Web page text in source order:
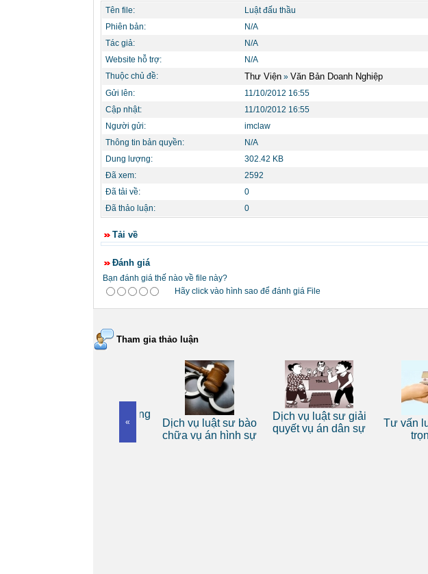
Tên file:
Luật đấu thầu
Phiên bản:
N/A
Tác giả:
N/A
Website hỗ trợ:
N/A
Thuộc chủ đề:
Thư Viện » Văn Bản Doanh Nghiệp
Gửi lên:
11/10/2012 16:55
Cập nhật:
11/10/2012 16:55
Người gửi:
imclaw
Thông tin bản quyền:
N/A
Dung lượng:
302.42 KB
Đã xem:
2592
Đã tải về:
0
Đã thảo luận:
0
Tải về
Đánh giá
Bạn đánh giá thế nào về file này?
Hãy click vào hình sao để đánh giá File
Tham gia thảo luận
«
Dịch vụ luật sư bào
chữa vụ án hình sự
Dịch vụ luật sư giải
quyết vụ án dân sự
Tư vấn luật
trọn gói